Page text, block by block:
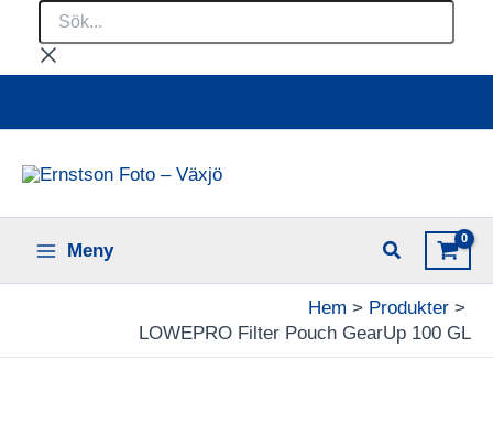
innehåll
Sök...
Meny
Hem
Produkter
LOWEPRO Filter Pouch GearUp 100 GL